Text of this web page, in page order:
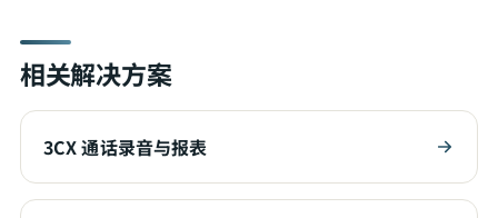
相关解决方案
3CX 通话录音与报表